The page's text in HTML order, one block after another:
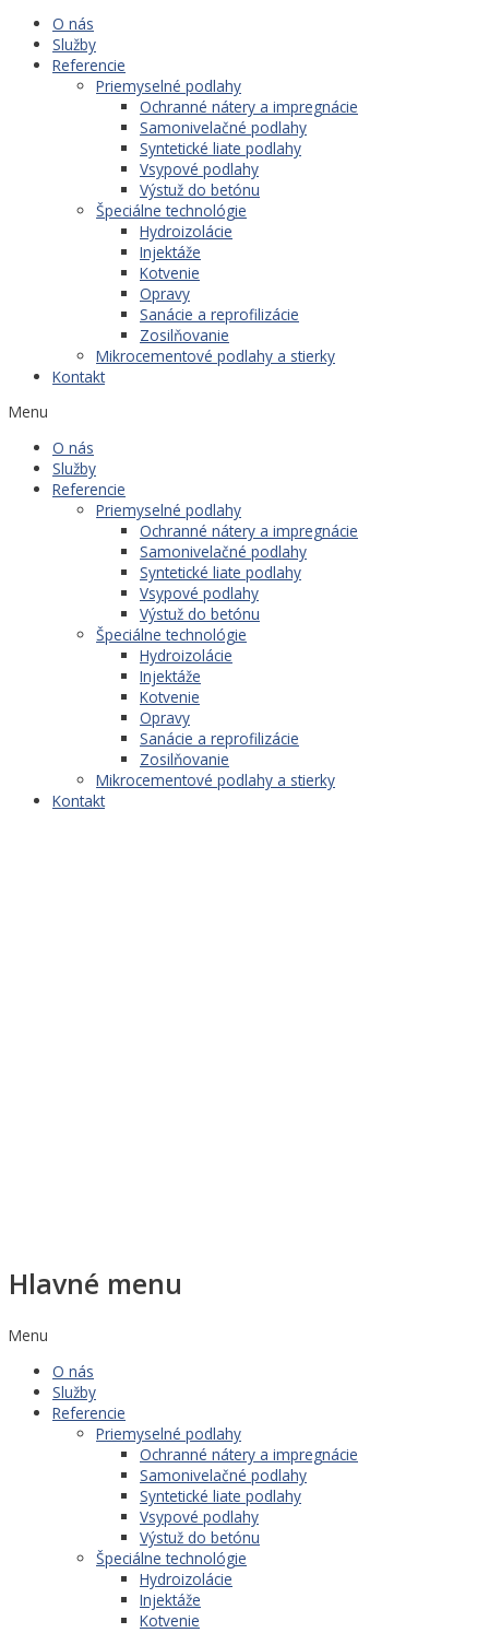
O nás
Služby
Referencie
Priemyselné podlahy
Ochranné nátery a impregnácie
Samonivelačné podlahy
Syntetické liate podlahy
Vsypové podlahy
Výstuž do betónu
Špeciálne technológie
Hydroizolácie
Injektáže
Kotvenie
Opravy
Sanácie a reprofilizácie
Zosilňovanie
Mikrocementové podlahy a stierky
Kontakt
Menu
O nás
Služby
Referencie
Priemyselné podlahy
Ochranné nátery a impregnácie
Samonivelačné podlahy
Syntetické liate podlahy
Vsypové podlahy
Výstuž do betónu
Špeciálne technológie
Hydroizolácie
Injektáže
Kotvenie
Opravy
Sanácie a reprofilizácie
Zosilňovanie
Mikrocementové podlahy a stierky
Kontakt
Hlavné menu
Menu
O nás
Služby
Referencie
Priemyselné podlahy
Ochranné nátery a impregnácie
Samonivelačné podlahy
Syntetické liate podlahy
Vsypové podlahy
Výstuž do betónu
Špeciálne technológie
Hydroizolácie
Injektáže
Kotvenie